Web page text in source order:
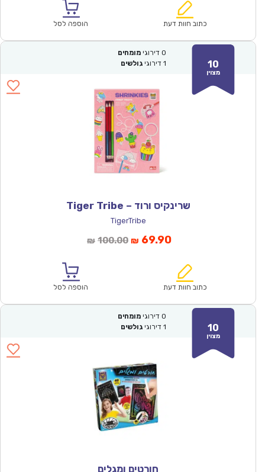
₪53.00.
הוא:
כתוב חוות דעת הוספה לסל
10
מצוין
0 דירוגי מומחים
1 דירוגי גולשים
שרינקיס ורוד – Tiger Tribe
TigerTribe
₪ 100.00המחיר
₪100.00.
₪ 69.90המחיר
הוא:
כתוב חוות דעת הוספה לסל
10
מצוין
0 דירוגי מומחים
1 דירוגי גולשים
חורטים ומגלים